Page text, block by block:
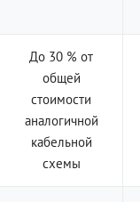
До 30 % от
общей
стоимости
аналогичной
кабельной
схемы